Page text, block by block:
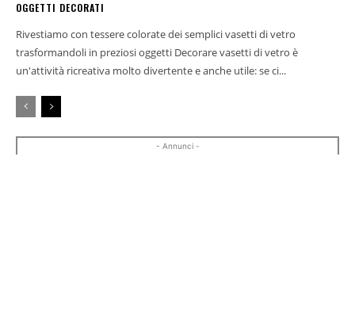
OGGETTI DECORATI
Rivestiamo con tessere colorate dei semplici vasetti di vetro
trasformandoli in preziosi oggetti Decorare vasetti di vetro è
un'attività ricreativa molto divertente e anche utile: se ci...
- Annunci -